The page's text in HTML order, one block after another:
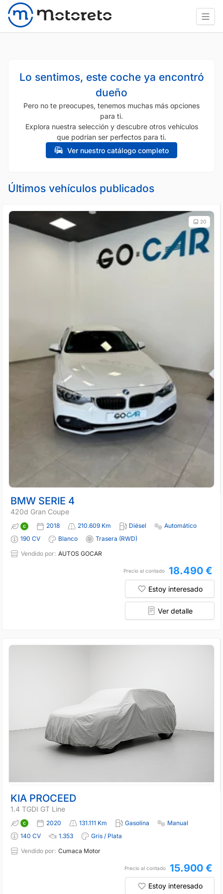
Lo sentimos, este coche ya encontró
dueño
Pero no te preocupes, tenemos muchas más opciones
para ti.
Explora nuestra selección y descubre otros vehículos
que podrían ser perfectos para ti.
Ver nuestro catálogo completo
Últimos vehículos publicados
20
BMW SERIE 4
420d Gran Coupe
2018 210.609 Km Diésel
Automático
190 CV
Blanco
Trasera (RWD)
Vendido por: AUTOS GOCAR
Precio al contado 18.490 €
Estoy interesado
Ver detalle
KIA PROCEED
1.4 TGDI GT Line
2020 131.111 Km Gasolina
Manual
140 CV
1.353
Gris / Plata
Vendido por: Cumaca Motor
Precio al contado 15.900 €
Estoy interesado